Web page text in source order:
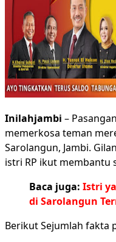
Inilahjambi –
memerkosa teman
Sarolangun, Jambi.
istri RP ikut membantu
Baca juga: Istri
di Sarolangun
Berikut Sejumlah fakta